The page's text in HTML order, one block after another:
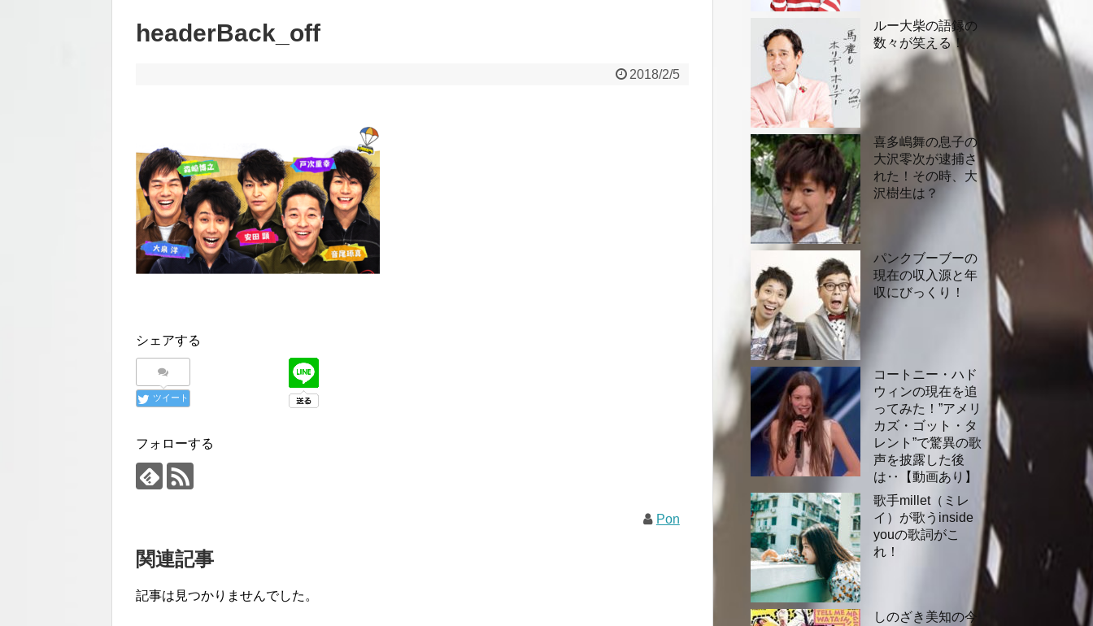
headerBack_off
2018/2/5
シェアする
ツイート
フォローする
Pon
関連記事
記事は見つかりませんでした。
ルー大柴の語録の
数々が笑える！
喜多嶋舞の息子の
大沢零次が逮捕さ
れた！その時、大
沢樹生は？
パンクブーブーの
現在の収入源と年
収にびっくり！
コートニー・ハド
ウィンの現在を追
ってみた！”アメリ
カズ・ゴット・タ
レント”で驚異の歌
声を披露した後
は‥【動画あり】
歌手millet（ミレ
イ）が歌うinside
youの歌詞がこ
れ！
しのざき美知の今